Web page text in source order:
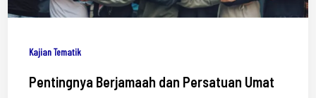
Kajian Tematik
Pentingnya Berjamaah dan Persatuan Umat